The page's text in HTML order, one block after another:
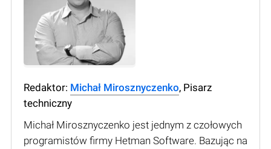
Redaktor: Michał Mirosznyczenko, Pisarz
techniczny
Michał Mirosznyczenko jest jednym z czołowych
programistów firmy Hetman Software. Bazując na